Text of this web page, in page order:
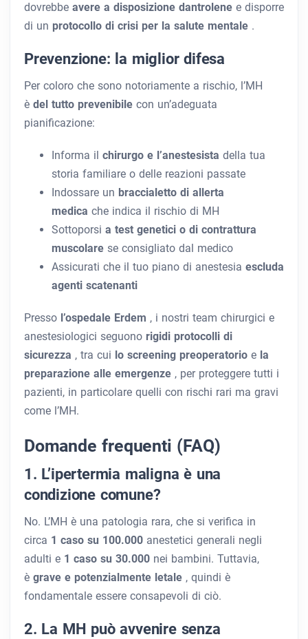
dovrebbe avere a disposizione dantrolene e disporre
di un protocollo di crisi per la salute mentale .
Prevenzione: la miglior difesa
Per coloro che sono notoriamente a rischio, l’MH
è del tutto prevenibile con un’adeguata
pianificazione:
Informa il chirurgo e l’anestesista della tua
storia familiare o delle reazioni passate
Indossare un braccialetto di allerta
medica che indica il rischio di MH
Sottoporsi a test genetici o di contrattura
muscolare se consigliato dal medico
Assicurati che il tuo piano di anestesia escluda
agenti scatenanti
Presso l’ospedale Erdem , i nostri team chirurgici e
anestesiologici seguono rigidi protocolli di
sicurezza , tra cui lo screening preoperatorio e la
preparazione alle emergenze , per proteggere tutti i
pazienti, in particolare quelli con rischi rari ma gravi
come l’MH.
Domande frequenti (FAQ)
1. L’ipertermia maligna è una
condizione comune?
No. L’MH è una patologia rara, che si verifica in
circa 1 caso su 100.000 anestetici generali negli
adulti e 1 caso su 30.000 nei bambini. Tuttavia,
è grave e potenzialmente letale , quindi è
fondamentale essere consapevoli di ciò.
2. La MH può avvenire senza